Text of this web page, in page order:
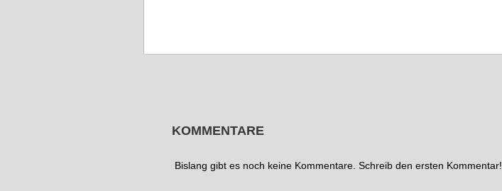
KOMMENTARE
Bislang gibt es noch keine Kommentare. Schreib den ersten Kommentar!